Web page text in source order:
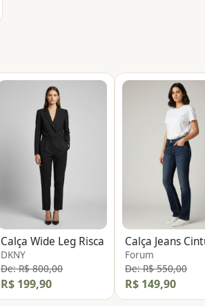
Calça Wide Leg Risca
DKNY
De: R$ 800,00
R$ 199,90
Forum
De: R$ 550,00
R$ 149,90